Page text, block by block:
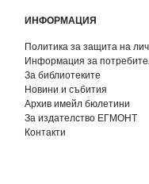
ИНФОРМАЦИЯ
Политика за защита на
Информация за
За библиотеките
Новини и събития
Архив имейл бюлетини
За издателство ЕГМОНТ
Контакти